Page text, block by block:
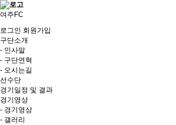
여주FC
로그인 회원가입
구단소개
- 인사말
- 구단연혁
- 오시는길
선수단
경기일정 및 결과
경기영상
- 경기영상
- 갤러리